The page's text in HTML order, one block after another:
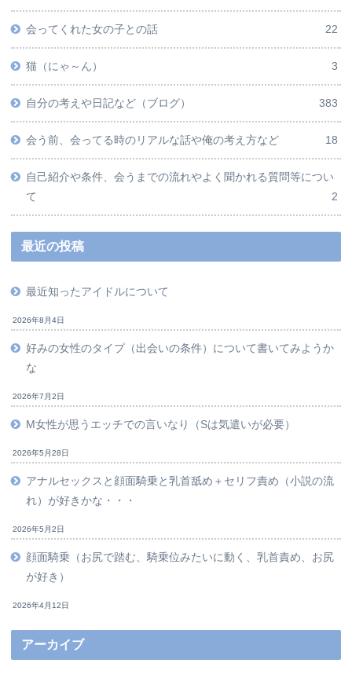
会ってくれた女の子との話 22
猫（にゃ～ん） 3
自分の考えや日記など（ブログ） 383
会う前、会ってる時のリアルな話や俺の考え方など 18
自己紹介や条件、会うまでの流れやよく聞かれる質問等につい
て
2
最近の投稿
最近知ったアイドルについて
2026年8月4日
好みの女性のタイプ（出会いの条件）について書いてみようか
な
2026年7月2日
M女性が思うエッチでの言いなり（Sは気遣いが必要）
2026年5月28日
アナルセックスと顔面騎乗と乳首舐め＋セリフ責め（小説の流
れ）が好きかな・・・
2026年5月2日
顔面騎乗（お尻で踏む、騎乗位みたいに動く、乳首責め、お尻
が好き）
2026年4月12日
アーカイブ